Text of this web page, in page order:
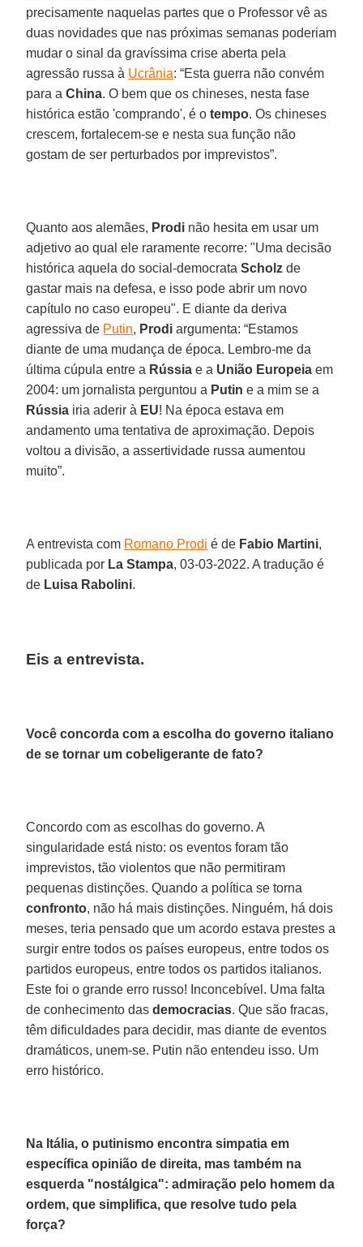
precisamente naquelas partes que o Professor vê as
duas novidades que nas próximas semanas poderiam
mudar o sinal da gravíssima crise aberta pela
agressão russa à Ucrânia: “Esta guerra não convém
para aChina. O bem que os chineses, nesta fase
histórica estão 'comprando', é otempo. Os chineses
crescem, fortalecem-se e nesta sua função não
gostam de ser perturbados por imprevistos”.
Quanto aos alemães, Prodi não hesita em usar um
adjetivo ao qual ele raramente recorre: "Uma decisão
histórica aquela do social-democrataScholz de
gastar mais na defesa, e isso pode abrir um novo
capítulo no caso europeu". E diante da deriva
agressiva de Putin, Prodi argumenta: “Estamos
diante de uma mudança de época. Lembro-me da
última cúpula entre a Rússia e a União Europeia em
2004: um jornalista perguntou a Putin e a mim se a
Rússia iria aderir à EU! Na época estava em
andamento uma tentativa de aproximação. Depois
voltou a divisão, a assertividade russa aumentou
muito”.
A entrevista com Romano Prodi é de Fabio Martini,
publicada por La Stampa, 03-03-2022. A tradução é
de Luisa Rabolini.
Eis a entrevista.
Você concorda com a escolha do governo italiano
de se tornar um cobeligerante de fato?
Concordo com as escolhas do governo. A
singularidade está nisto: os eventos foram tão
imprevistos, tão violentos que não permitiram
pequenas distinções. Quando a política se torna
confronto, não há mais distinções. Ninguém, há dois
meses, teria pensado que um acordo estava prestes a
surgir entre todos os países europeus, entre todos os
partidos europeus, entre todos os partidos italianos.
Este foi o grande erro russo! Inconcebível. Uma falta
de conhecimento dasdemocracias. Que são fracas,
têm dificuldades para decidir, mas diante de eventos
dramáticos, unem-se. Putin não entendeu isso. Um
erro histórico.
Na Itália, o putinismo encontra simpatia em
específica opinião de direita, mas também na
esquerda "nostálgica": admiração pelo homem da
ordem, que simplifica, que resolve tudo pela
força?